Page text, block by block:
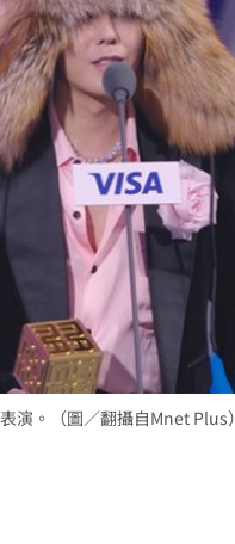
20:26
演。（圖／翻攝自Mnet Plus）